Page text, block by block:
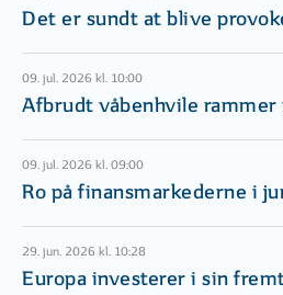
Det er sundt at blive
09. jul. 2026 kl. 10:00
Afbrudt våbenhvile rammer
09. jul. 2026 kl. 09:00
Ro på finansmarkederne i
29. jun. 2026 kl. 10:28
Europa investerer i sin